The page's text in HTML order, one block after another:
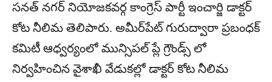
సనత్ నగర్ నియోజకవర్గ కాంగ్రెస్ పార్టీ ఇంచార్జి డాక్టర్
కోట నీలిమ తెలిపారు. అమీర్‌పేట్ గురుద్వారా ప్రబంధక్
కమిటీ ఆధ్వర్యంలో మున్సిపల్ ప్లే గ్రౌండ్స్ లో
నిర్వహించిన వైశాఖీ వేడుకల్లో డాక్టర్ కోట నీలిమ